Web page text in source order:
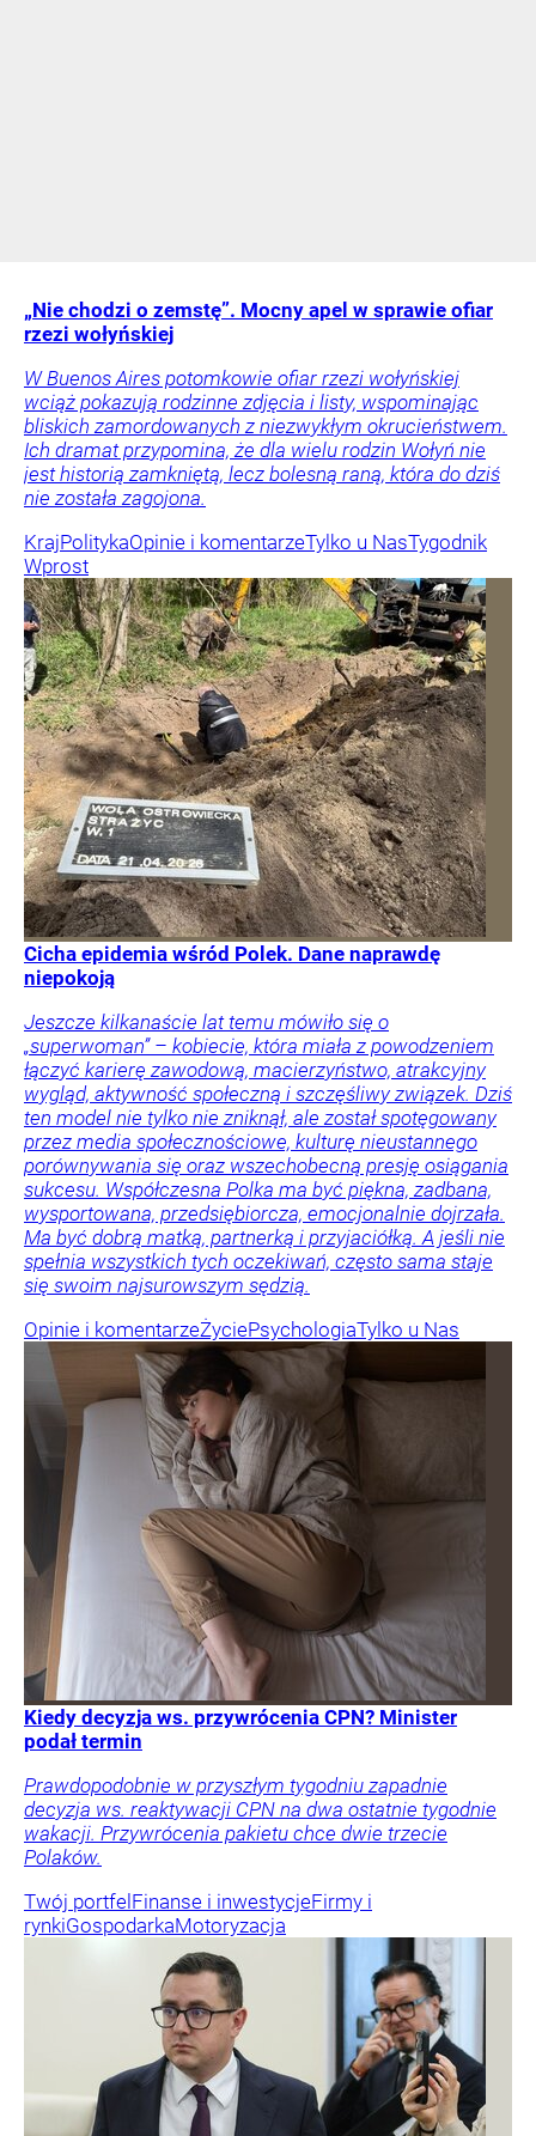
„Nie chodzi o zemstę”. Mocny apel w sprawie ofiar
rzezi wołyńskiej
W Buenos Aires potomkowie ofiar rzezi wołyńskiej
wciąż pokazują rodzinne zdjęcia i listy, wspominając
bliskich zamordowanych z niezwykłym okrucieństwem.
Ich dramat przypomina, że dla wielu rodzin Wołyń nie
jest historią zamkniętą, lecz bolesną raną, która do dziś
nie została zagojona.
KrajPolitykaOpinie i komentarzeTylko u NasTygodnik
Wprost
Cicha epidemia wśród Polek. Dane naprawdę
niepokoją
Jeszcze kilkanaście lat temu mówiło się o
„superwoman” – kobiecie, która miała z powodzeniem
łączyć karierę zawodową, macierzyństwo, atrakcyjny
wygląd, aktywność społeczną i szczęśliwy związek. Dziś
ten model nie tylko nie zniknął, ale został spotęgowany
przez media społecznościowe, kulturę nieustannego
porównywania się oraz wszechobecną presję osiągania
sukcesu. Współczesna Polka ma być piękna, zadbana,
wysportowana, przedsiębiorcza, emocjonalnie dojrzała.
Ma być dobrą matką, partnerką i przyjaciółką. A jeśli nie
spełnia wszystkich tych oczekiwań, często sama staje
się swoim najsurowszym sędzią.
Opinie i komentarzeŻyciePsychologiaTylko u Nas
Kiedy decyzja ws. przywrócenia CPN? Minister
podał termin
Prawdopodobnie w przyszłym tygodniu zapadnie
decyzja ws. reaktywacji CPN na dwa ostatnie tygodnie
wakacji. Przywrócenia pakietu chce dwie trzecie
Polaków.
Twój portfel Finanse i inwestycjeFirmy i
rynkiGospodarkaMotoryzacja